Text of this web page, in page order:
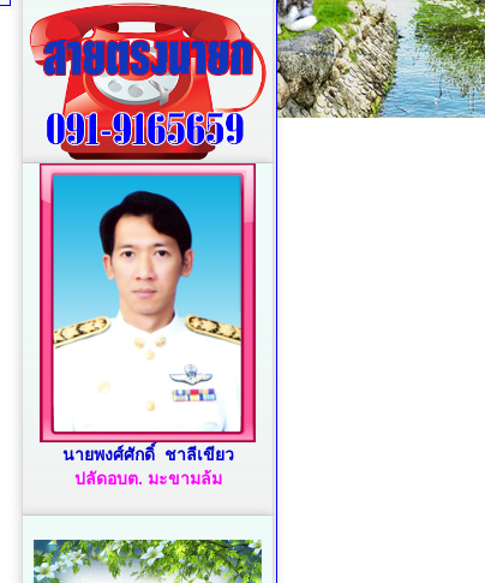
นายพงศ์ศักดิ์ ชาลีเขียว
ปลัดอบต. มะขามล้ม